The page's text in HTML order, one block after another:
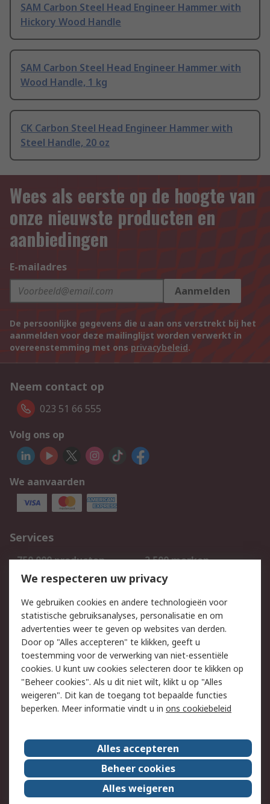
SAM Carbon Steel Head Engineer Hammer with
Hickory Wood Handle
SAM Carbon Steel Head Engineer Hammer with
Wood Handle, 1 kg
CK Carbon Steel Head Engineer Hammer with
Steel Handle, 20 oz
Wees als eerste op de hoogte van
onze nieuwste producten en
aanbiedingen
E-mailadres
Aanmelden
De persoonlijke gegevens die u aan ons verstrekt bij het
aanmelden voor deze mailinglijst worden verwerkt in
overeenstemming met ons privacybeleid.
Neem contact op
023 51 66 555
Volg ons op
We aanvaarden
Services
750.000 producten
2.500 merken
Bestellen
Inkoopoplossingen
Track & Trace
Wettelijk
Cookiebeleid
Email veiligheid
Privacybeleid
Websitevoorwaarden
Algemene
verkoopvoorwaarden
Over RS
RS Group
Over ons
RS wereldwijd
Werken bij RS
ESG
We respecteren uw privacy
We gebruiken cookies en andere technologieën voor
statistische gebruiksanalyses, personalisatie en om
advertenties weer te geven op websites van derden.
Door op "Alles accepteren" te klikken, geeft u
toestemming voor de verwerking van niet-essentiële
cookies. U kunt uw cookies selecteren door te klikken op
"Beheer cookies". Als u dit niet wilt, klikt u op "Alles
weigeren". Dit kan de toegang tot bepaalde functies
beperken. Meer informatie vindt u in ons cookiebeleid
Alles accepteren
Beheer cookies
Alles weigeren